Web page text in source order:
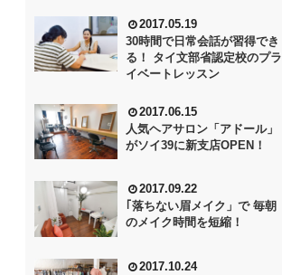
2017.05.19
30時間で日常会話が習得でき
る！ タイ文部省認定校のプラ
イベートレッスン
2017.06.15
人気ヘアサロン「アドール」
がソイ39に新支店OPEN！
2017.09.22
｢落ちない眉メイク」で 毎朝
のメイク時間を短縮！
2017.10.24